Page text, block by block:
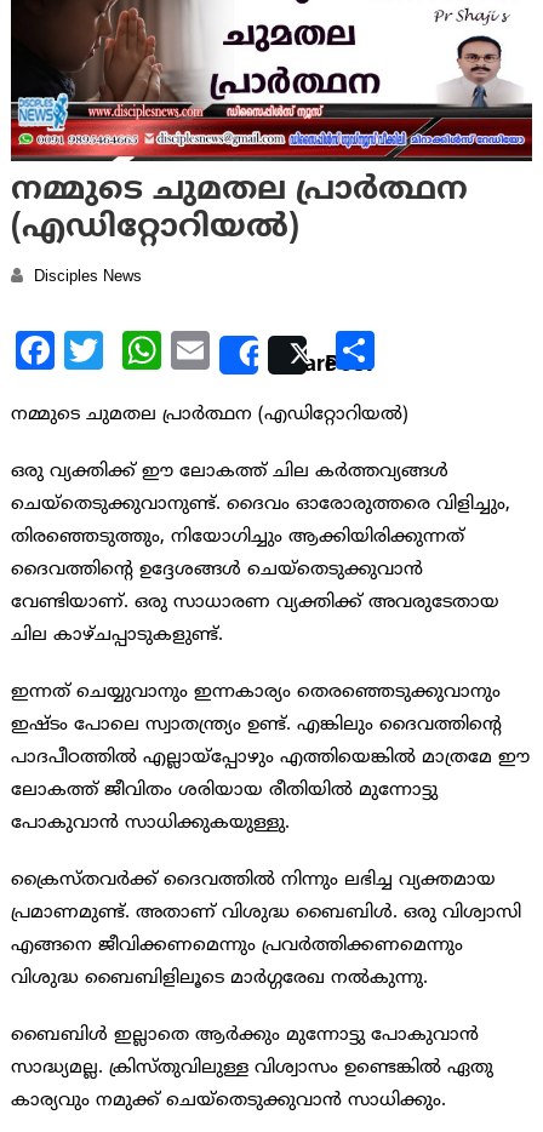
നമ്മുടെ ചുമതല പ്രാര്‍ത്ഥന
(എഡിറ്റോറിയൽ)
Disciples News
Facebook
TwitterWhatsApp
EmailSharePostShare
നമ്മുടെ ചുമതല പ്രാര്‍ത്ഥന (എഡിറ്റോറിയൽ)
ഒരു വ്യക്തിക്ക് ഈ ലോകത്ത് ചില കര്‍ത്തവ്യങ്ങള്‍
ചെയ്തെടുക്കുവാനുണ്ട്. ദൈവം ഓരോരുത്തരെ വിളിച്ചും,
തിരഞ്ഞെടുത്തും, നിയോഗിച്ചും ആക്കിയിരിക്കുന്നത്
ദൈവത്തിന്റെ ഉദ്ദേശങ്ങള്‍ ചെയ്തെടുക്കുവാന്‍
വേണ്ടിയാണ്. ഒരു സാധാരണ വ്യക്തിക്ക് അവരുടേതായ
ചില കാഴ്ചപ്പാടുകളുണ്ട്.
ഇന്നത് ചെയ്യുവാനും ഇന്നകാര്യം തെരഞ്ഞെടുക്കുവാനും
ഇഷ്ടം പോലെ സ്വാതന്ത്ര്യം ഉണ്ട്. എങ്കിലും ദൈവത്തിന്റെ
പാദപീഠത്തില്‍ എല്ലായ്പ്പോഴും എത്തിയെങ്കില്‍ മാത്രമേ ഈ
ലോകത്ത് ജീവിതം ശരിയായ രീതിയില്‍ മുന്നോട്ടു
പോകുവാന്‍ സാധിക്കുകയുള്ളു.
ക്രൈസ്തവര്‍ക്ക് ദൈവത്തില്‍ നിന്നും ലഭിച്ച വ്യക്തമായ
പ്രമാണമുണ്ട്. അതാണ് വിശുദ്ധ ബൈബിള്‍. ഒരു വിശ്വാസി
എങ്ങനെ ജീവിക്കണമെന്നും പ്രവര്‍ത്തിക്കണമെന്നും
വിശുദ്ധ ബൈബിളിലൂടെ മാര്‍ഗ്ഗരേഖ നല്‍കുന്നു.
ബൈബിള്‍ ഇല്ലാതെ ആര്‍ക്കും മുന്നോട്ടു പോകുവാന്‍
സാദ്ധ്യമല്ല. ക്രിസ്തുവിലുള്ള വിശ്വാസം ഉണ്ടെങ്കില്‍ ഏതു
കാര്യവും നമുക്ക് ചെയ്തെടുക്കുവാന്‍ സാധിക്കും.